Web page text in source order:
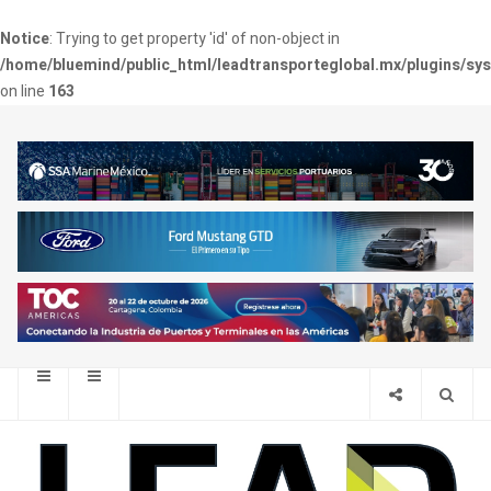
Notice: Trying to get property 'id' of non-object in
/home/bluemind/public_html/leadtransporteglobal.mx/plugins/
on line 163